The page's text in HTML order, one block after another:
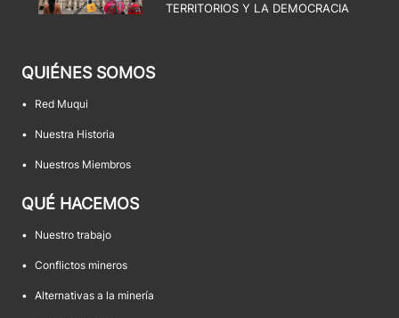
TERRITORIOS Y LA DEMOCRACIA
QUIÉNES SOMOS
• Red Muqui
• Nuestra Historia
• Nuestros Miembros
QUÉ HACEMOS
• Nuestro trabajo
• Conflictos mineros
• Alternativas a la minería